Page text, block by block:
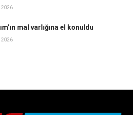
2026
mal varlığına el konuldu
2026